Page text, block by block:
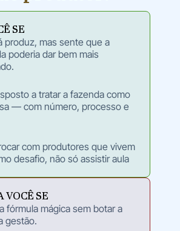
SE
produz, mas sente que a
poderia dar bem mais
a tratar a fazenda como
— com número, processo e
com produtores que vivem
desafio, não só assistir aula
VOCÊ SE
fórmula mágica sem botar a
gestão.